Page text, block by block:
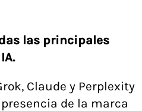
las principales
Claude y Perplexity
de la marca